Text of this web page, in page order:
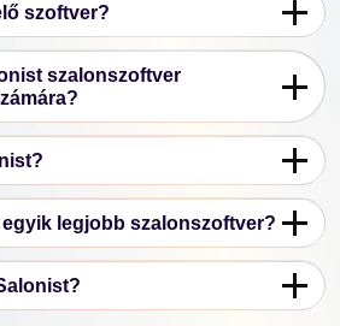
szoftver?
szalonszoftver
egyik legjobb szalonszoftver?